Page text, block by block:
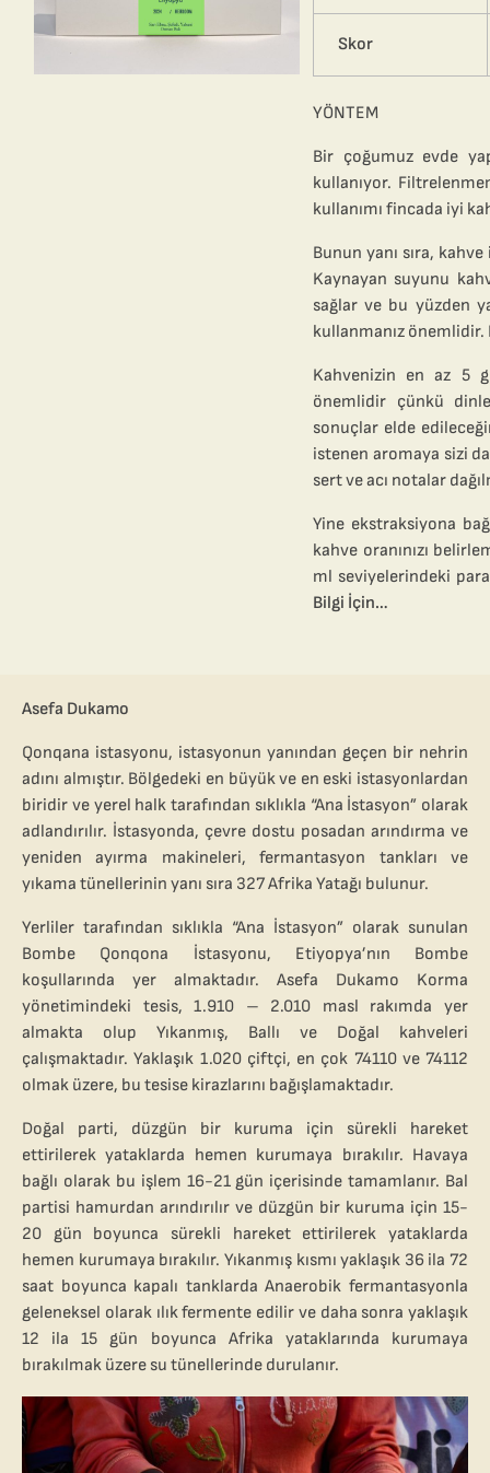
Skor
YÖNTEM
Bir çoğumuz evde
kullanıyor.
kullanımı fincada iyi
Bunun yanı sıra,
Kaynayan suyunu
sağlar ve bu yüzden
kullanmanız önemlidir.
Kahvenizin en az 5
önemlidir çünkü
sonuçlar elde
istenen aromaya sizi
sert ve acı notalar
Yine ekstraksiyona
kahve oranınızı
ml seviyelerindeki
Bilgi İçin…
Asefa Dukamo
Qonqana istasyonu, istasyonun yanından geçen bir nehrin
adını almıştır. Bölgedeki en büyük ve en eski istasyonlardan
biridir ve yerel halk tarafından sıklıkla “Ana İstasyon” olarak
adlandırılır. İstasyonda, çevre dostu posadan arındırma ve
yeniden ayırma makineleri, fermantasyon tankları ve
yıkama tünellerinin yanı sıra 327 Afrika Yatağı bulunur.
Yerliler tarafından sıklıkla “Ana İstasyon” olarak sunulan
Bombe Qonqona İstasyonu, Etiyopya’nın Bombe
koşullarında yer almaktadır. Asefa Dukamo Korma
yönetimindeki tesis, 1.910 – 2.010 masl rakımda yer
almakta olup Yıkanmış, Ballı ve Doğal kahveleri
çalışmaktadır. Yaklaşık 1.020 çiftçi, en çok 74110 ve 74112
olmak üzere, bu tesise kirazlarını bağışlamaktadır.
Doğal parti, düzgün bir kuruma için sürekli hareket
ettirilerek yataklarda hemen kurumaya bırakılır. Havaya
bağlı olarak bu işlem 16-21 gün içerisinde tamamlanır. Bal
partisi hamurdan arındırılır ve düzgün bir kuruma için 15-
20 gün boyunca sürekli hareket ettirilerek yataklarda
hemen kurumaya bırakılır. Yıkanmış kısmı yaklaşık 36 ila 72
saat boyunca kapalı tanklarda Anaerobik fermantasyonla
geleneksel olarak ılık fermente edilir ve daha sonra yaklaşık
12 ila 15 gün boyunca Afrika yataklarında kurumaya
bırakılmak üzere su tünellerinde durulanır.